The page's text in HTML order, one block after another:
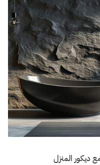
ديكور المنزل